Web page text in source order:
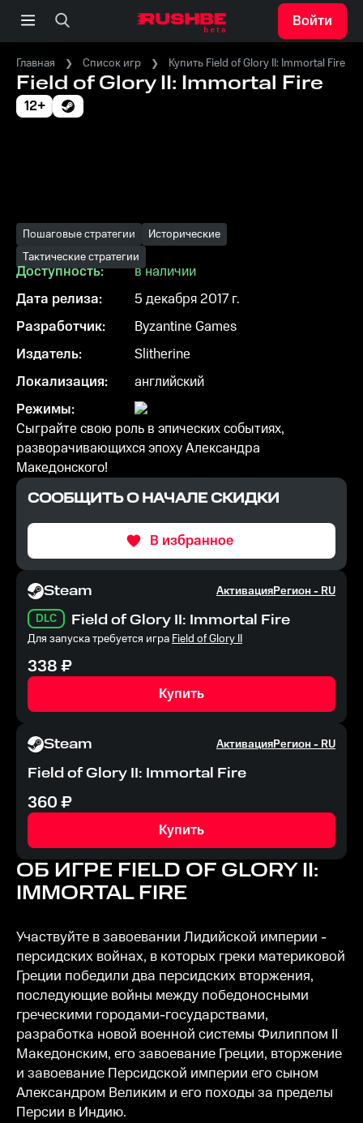
Войти
Главная Список игр Купить Field of Glory II: Immortal Fire
Field of Glory II: Immortal Fire
12+
Пошаговые стратегии
Исторические
Тактические стратегии
Доступность:
в наличии
Дата релиза:
5 декабря 2017 г.
Разработчик:
Byzantine Games
Издатель:
Slitherine
Локализация:
английский
Режимы:
Сыграйте свою роль в эпических событиях,
разворачивающихся эпоху Александра
Македонского!
СООБЩИТЬ О НАЧАЛЕ СКИДКИ
В избранное
Steam АктивацияРегион -RU
DLC
Field of Glory II: Immortal Fire
Для запуска требуется играField of Glory II
338₽
Купить
Steam АктивацияРегион -RU
Field of Glory II: Immortal Fire
360₽
Купить
ОБ ИГРЕ FIELD OF GLORY II:
IMMORTAL FIRE
Участвуйте в завоевании Лидийской империи -
персидских войнах, в которых греки материковой
Греции победили два персидских вторжения,
последующие войны между победоносными
греческими городами-государствами,
разработка новой военной системы Филиппом II
Македонским, его завоевание Греции, вторжение
и завоевание Персидской империи его сыном
Александром Великим и его походы за пределы
Персии в Индию.